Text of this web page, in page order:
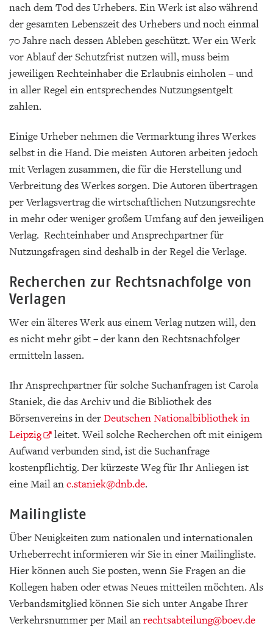
nach dem Tod des Urhebers. Ein Werk ist also während
der gesamten Lebenszeit des Urhebers und noch einmal
70 Jahre nach dessen Ableben geschützt. Wer ein Werk
vor Ablauf der Schutzfrist nutzen will, muss beim
jeweiligen Rechteinhaber die Erlaubnis einholen – und
in aller Regel ein entsprechendes Nutzungsentgelt
zahlen.
Einige Urheber nehmen die Vermarktung ihres Werkes
selbst in die Hand. Die meisten Autoren arbeiten jedoch
mit Verlagen zusammen, die für die Herstellung und
Verbreitung des Werkes sorgen. Die Autoren übertragen
per Verlagsvertrag die wirtschaftlichen Nutzungsrechte
in mehr oder weniger großem Umfang auf den jeweiligen
Verlag. Rechteinhaber und Ansprechpartner für
Nutzungsfragen sind deshalb in der Regel die Verlage.
Recherchen zur Rechtsnachfolge von
Verlagen
Wer ein älteres Werk aus einem Verlag nutzen will, den
es nicht mehr gibt – der kann den Rechtsnachfolger
ermitteln lassen.
Ihr Ansprechpartner für solche Suchanfragen ist Carola
Staniek, die das Archiv und die Bibliothek des
Börsenvereins in derDeutschen Nationalbibliothek in
Leipzig
leitet. Weil solche Recherchen oft mit einigem
Aufwand verbunden sind, ist die Suchanfrage
kostenpflichtig. Der kürzeste Weg für Ihr Anliegen ist
eine Mail anc.staniek@dnb.de.
Mailingliste
Über Neuigkeiten zum nationalen und internationalen
Urheberrecht informieren wir Sie in einer Mailingliste.
Hier können auch Sie posten, wenn Sie Fragen an die
Kollegen haben oder etwas Neues mitteilen möchten. Als
Verbandsmitglied können Sie sich unter Angabe Ihrer
Verkehrsnummer per Mail anrechtsabteilung@boev.de